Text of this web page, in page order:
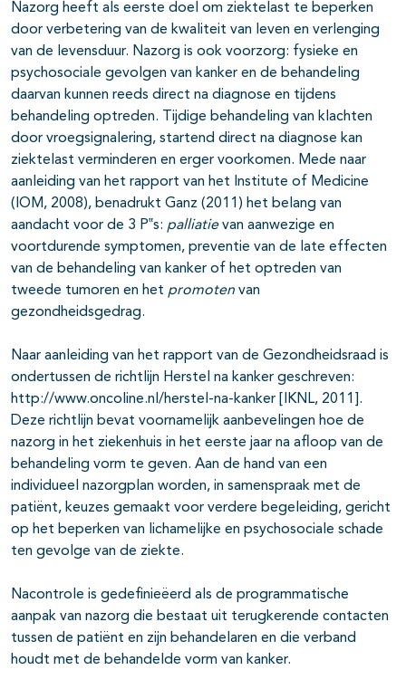
Nazorg heeft als eerste doel om ziektelast te beperken
door verbetering van de kwaliteit van leven en verlenging
van de levensduur. Nazorg is ook voorzorg: fysieke en
psychosociale gevolgen van kanker en de behandeling
daarvan kunnen reeds direct na diagnose en tijdens
behandeling optreden. Tijdige behandeling van klachten
door vroegsignalering, startend direct na diagnose kan
ziektelast verminderen en erger voorkomen. Mede naar
aanleiding van het rapport van het Institute of Medicine
(IOM, 2008), benadrukt Ganz (2011) het belang van
aandacht voor de 3 P‟s: palliatievan aanwezige en
voortdurende symptomen, preventie van de late effecten
van de behandeling van kanker of het optreden van
tweede tumoren en het promoten van
gezondheidsgedrag.
Naar aanleiding van het rapport van de Gezondheidsraad is
ondertussen de richtlijn Herstel na kanker geschreven:
http://www.oncoline.nl/herstel-na-kanker [IKNL, 2011].
Deze richtlijn bevat voornamelijk aanbevelingen hoe de
nazorg in het ziekenhuis in het eerste jaar na afloop van de
behandeling vorm te geven. Aan de hand van een
individueel nazorgplan worden, in samenspraak met de
patiënt, keuzes gemaakt voor verdere begeleiding, gericht
op het beperken van lichamelijke en psychosociale schade
ten gevolge van de ziekte.
Nacontrole is gedefinieëerd als de programmatische
aanpak van nazorg die bestaat uit terugkerende contacten
tussen de patiënt en zijn behandelaren en die verband
houdt met de behandelde vorm van kanker.